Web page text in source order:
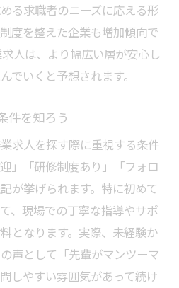
る求職者のニーズに応える形
度を整えた企業も増加傾向で
人は、より幅広い層が安心し
でいくと予想されます。
件を知ろう
求人を探す際に重視する条件
」「研修制度あり」「フォロ
が挙げられます。特に初めて
、現場での丁寧な指導やサポ
となります。実際、未経験か
声として「先輩がマンツーマ
しやすい雰囲気があって続け